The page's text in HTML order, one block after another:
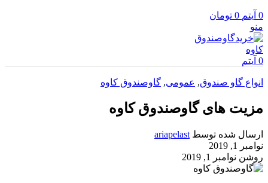
0 آیتم 0 تومان
منو
0 آیتم
انواع گاو صندوق, عمومی, گاوصندوق کاوه
مزیت های گاوصندوق کاوه
ارسال شده توسط ariapelast
نوامبر 1, 2019
روشن نوامبر 1, 2019